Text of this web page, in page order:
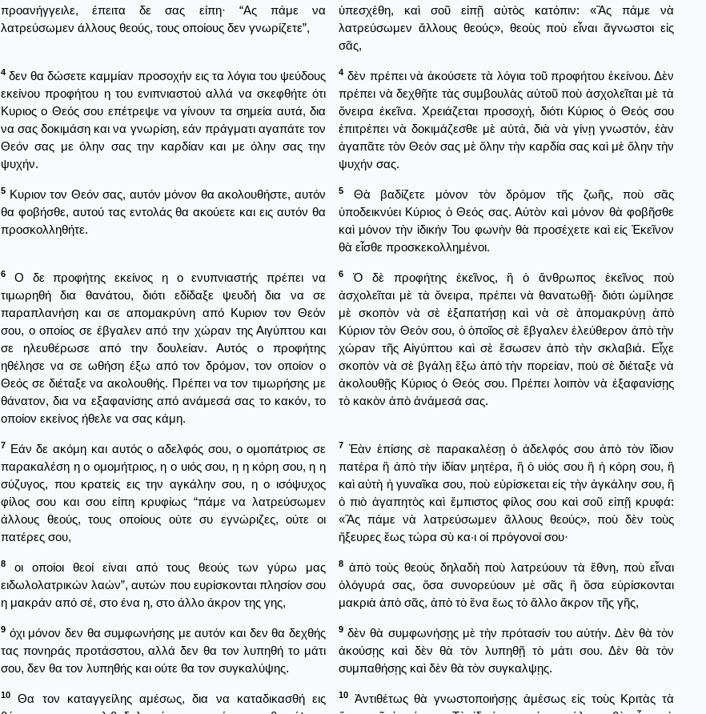
προανήγγειλε, έπειτα δε σας είπη· “Ας πάμε να
λατρεύσωμεν άλλους θεούς, τους οποίους δεν γνωρίζετε”,
ὑπεσχέθη, καὶ σοῦ εἰπῇ αὐτὸς κατόπιν: «Ἂς πάμε νὰ
λατρεύσωμεν ἄλλους θεούς», θεοὺς ποὺ εἶναι ἄγνωστοι εἰς
σᾶς,
4 δεν θα δώσετε καμμίαν προσοχήν εις τα λόγια του ψεύδους
εκείνου προφήτου η του ενιπνιαστού αλλά να σκεφθήτε ότι
Κυριος ο Θεός σου επέτρεψε να γίνουν τα σημεία αυτά, δια
να σας δοκιμάση και να γνωρίση, εάν πράγματι αγαπάτε τον
Θεόν σας με όλην σας την καρδίαν και με όλην σας την
ψυχήν.
4 δὲν πρέπει νὰ ἀκούσετε τὰ λόγια τοῦ προφήτου ἐκείνου. Δὲν
πρέπει νὰ δεχθῆτε τὰς συμβουλὰς αὐτοῦ ποὺ ἀσχολεῖται μὲ τὰ
ὄνειρα ἐκεῖνα. Χρειάζεται προσοχή, διότι Κύριος ὁ Θεός σου
ἐπιτρέπει νὰ δοκιμάζεσθε μὲ αὐτά, διὰ νὰ γίνῃ γνωστόν, ἐὰν
ἀγαπᾶτε τὸν Θεόν σας μὲ ὅλην τὴν καρδία σας καὶ μὲ ὅλην τὴν
ψυχήν σας.
5 Κυριον τον Θεόν σας, αυτόν μόνον θα ακολουθήστε, αυτόν
θα φοβήσθε, αυτού τας εντολάς θα ακούετε και εις αυτόν θα
προσκολληθήτε.
5
Θὰ βαδίζετε μόνον τὸν δρόμον τῆς ζωῆς, ποὺ σᾶς
ὑποδεικνύει Κύριος ὁ Θεός σας. Αὐτὸν καὶ μόνον θὰ φοβῆσθε
καὶ μόνον τὴν ἰδικήν Του φωνὴν θὰ προσέχετε καὶ εἰς Ἐκεῖνον
θὰ εἶσθε προσκεκολλημένοι.
6
Ο δε προφήτης εκείνος η ο ενυπνιαστής πρέπει να
τιμωρηθή δια θανάτου, διότι εδίδαξε ψευδή δια να σε
παραπλανήση και σε απομακρύνη από Κυριον τον Θεόν
σου, ο οποίος σε έβγαλεν από την χώραν της Αιγύπτου και
σε ηλευθέρωσε από την δουλείαν. Αυτός ο προφήτης
ηθέλησε να σε ωθήση έξω από τον δρόμον, τον οποίον ο
Θεός σε διέταξε να ακολουθής. Πρέπει να τον τιμωρήσης με
θάνατον, δια να εξαφανίσης από ανάμεσά σας το κακόν, το
οποίον εκείνος ήθελε να σας κάμη.
6
Ὁ δὲ προφήτης ἐκεῖνος, ἢ ὁ ἄνθρωπος ἐκεῖνος ποὺ
ἀσχολεῖται μὲ τὰ ὄνειρα, πρέπει νὰ θανατωθῇ· διότι ὡμίλησε
μὲ σκοπὸν νὰ σὲ ἐξαπατήσῃ καὶ νὰ σὲ ἀπομακρύνῃ ἀπὸ
Κύριον τὸν Θεόν σου, ὁ ὁποῖος σὲ ἔβγαλεν ἐλεύθερον ἀπὸ τὴν
χώραν τῆς Αἰγύπτου καὶ σὲ ἔσωσεν ἀπὸ τὴν σκλαβιά. Εἶχε
σκοπὸν νὰ σὲ βγάλῃ ἔξω ἀπὸ τὴν πορείαν, ποὺ σὲ διέταξε νὰ
ἀκολουθῇς Κύριος ὁ Θεός σου. Πρέπει λοιπὸν νὰ ἑξαφανίσῃς
τὸ κακὸν ἀπὸ ἀνάμεσά σας.
7 Εάν δε ακόμη και αυτός ο αδελφός σου, ο ομοπάτριος σε
παρακαλέση η ο ομομήτριος, η ο υιός σου, η η κόρη σου, η η
σύζυγος, που κρατείς εις την αγκάλην σου, η ο ισόψυχος
φίλος σου και σου είπη κρυφίως “πάμε να λατρεύσωμεν
άλλους θεούς, τους οποίους ούτε συ εγνώριζες, ούτε οι
πατέρες σου,
7 Ἐὰν ἐπίσης σὲ παρακαλέσῃ ὁ ἀδελφός σου ἀπὸ τὸν ἴδιον
πατέρα ἢ ἀπὸ τὴν ἰδίαν μητέρα, ἢ ὁ υἱός σου ἢ ἡ κόρη σου, ἢ
καὶ αὐτὴ ἡ γυναῖκα σου, ποὺ εὑρίσκεται εἰς τὴν ἀγκάλην σου, ἢ
ὁ πιὸ ἀγαπητὸς καὶ ἔμπιστος φίλος σου καὶ σοῦ εἰπῇ κρυφά:
«Ἂς πάμε νὰ λατρεύσωμεν ἄλλους θεούς», ποὺ δὲν τοὺς
ἤξευρες ἕως τώρα σὺ κα·ι οἱ πρόγονοί σου·
8
οι οποίοι θεοί είναι από τους θεούς των γύρω μας
ειδωλολατρικών λαών”, αυτών που ευρίσκονται πλησίον σου
η μακράν από σέ, στο ένα η, στο άλλο άκρον της γης,
8 ἀπὸ τοὺς θεοὺς δηλαδὴ ποὺ λατρεύουν τὰ ἔθνη, ποὺ εἶναι
ὁλόγυρά σας, ὅσα συνορεύουν μὲ σᾶς ἢ ὅσα εὑρίσκονται
μακριὰ ἀπὸ σᾶς, ἀπὸ τὸ ἕνα ἕως τὸ ἄλλο ἄκρον τῆς γῆς,
9 όχι μόνον δεν θα συμφωνήσης με αυτόν και δεν θα δεχθής
τας πονηράς προτάσστου, αλλά δεν θα τον λυπηθή το μάτι
σου, δεν θα τον λυπηθής και ούτε θα τον συγκαλύψης.
9 δὲν θὰ συμφωνήσῃς μὲ τὴν πρότασίν του αὐτήν. Δὲν θὰ τὸν
ἀκούσῃς καὶ δὲν θὰ τὸν λυπηθῇ τὸ μάτι σου. Δὲν θὰ τὸν
συμπαθήσῃς καὶ δὲν θὰ τὸν συγκαλψῃς.
10
Θα τον καταγγείλης αμέσως, δια να καταδικασθή εις
10
Ἀντιθέτως θὰ γνωστοποιήσῃς ἀμέσως εἰς τοὺς Κριτὰς τὰ